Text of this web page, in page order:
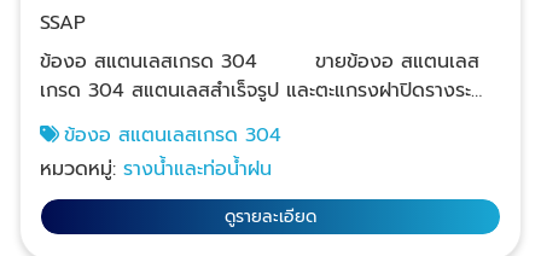
SSAP
ข้องอ สแตนเลสเกรด 304 ขายข้องอ สแตนเลส
เกรด 304 สแตนเลสสำเร็จรูป และตะแกรงฝาปิดรางระ
บายน้ำสแตนเลส ราคาส่ง ให้กับผู้รับเหมาก่อสร้าง
สถาปนิกออกแบบอาคารและโรงงาน และจำหน่ายส่งให้กับ
ธุรกิจรับทำครัวสแตนเลสทั่วประเทศ ทางเรามีทีมเซลล์คอย
ให้คำปรึกษาก่อนสั่งซื้อหรือสั่งผลิต บริการนำสินค้าไปให้
ลูกค้าเลือกพร้อมดูหน้างานเพื่อประเมินราคา หากลูกค้า
ข้องอ สแตนเลสเกรด 304
หมวดหมู่:รางน้ำและท่อน้ำฝน
ดูรายละเอียด